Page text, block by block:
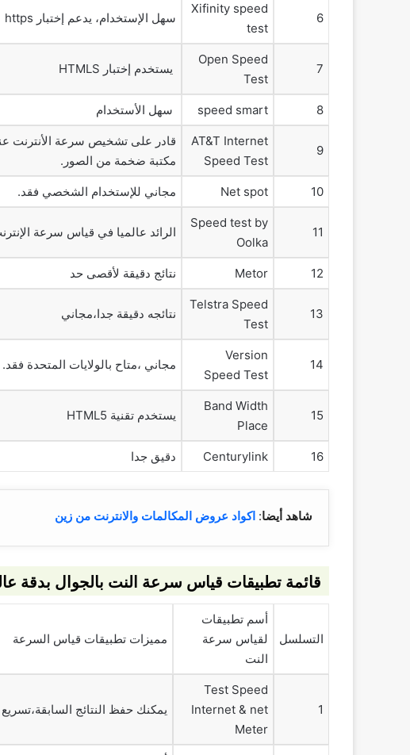
6
Xifinity speed
test
سهل الإستخدام، يدعم إختبار https
7
Open Speed
Test
يستخدم إختبار HTMLS
8
speed smart سهل الأستخدام
9
AT&T Internet
Speed Test
قادر على تشخيص سرعة الأنترنت
مكتبة ضخمة من الصور.
10
Net spot مجاني للإستخدام الشخصي فقد.
11
Speed test by
Oolka
الرائد عالميا في قياس سرعة
12
Metor نتائج دقيقة لأقصى حد
13
Telstra Speed
Test
نتائجه دقيقة جدا،مجاني
14
Version
Speed Test
مجاني ،متاح بالولايات المتحدة فقد.
15
Band Width
Place
يستخدم تقنية HTML5
16
Centurylink دقيق جدا
شاهد أيضا: اكواد عروض المكالمات والانترنت من زين
قائمة تطبيقات قياس سرعة النت بالجوال بدقة
التسلسل
أسم تطبيقات
لقياس سرعة
النت
مميزات تطبيقات قياس السرعة
1
Test Speed
Internet & net
Meter
يمكنك حفظ النتائج